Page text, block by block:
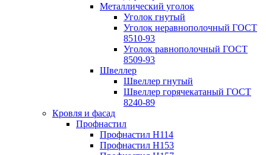
Металлический уголок
Уголок гнутый
Уголок неравнополочный ГОСТ
8510-93
Уголок равнополочный ГОСТ
8509-93
Швеллер
Швеллер гнутый
Швеллер горячекатаный ГОСТ
8240-89
Кровля и фасад
Профнастил
Профнастил Н114
Профнастил Н153